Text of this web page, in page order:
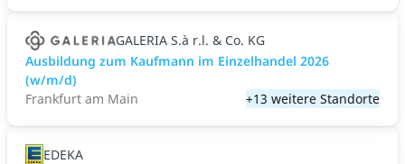
GALERIA S.à r.l. & Co. KG
Ausbildung zum Kaufmann im Einzelhandel 2026
(w/m/d)
Frankfurt am Main
+13 weitere Standorte
EDEKA